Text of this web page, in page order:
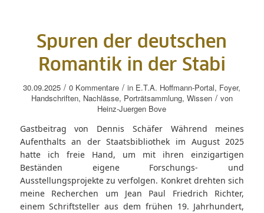
Spuren der deutschen
Romantik in der Stabi
30.09.2025 / 0 Kommentare / in E.T.A. Hoffmann-Portal, Foyer,
Handschriften, Nachlässe, Porträtsammlung, Wissen / von
Heinz-Juergen Bove
Gastbeitrag von Dennis Schäfer Während meines
Aufenthalts an der Staatsbibliothek im August 2025
hatte ich freie Hand, um mit ihren einzigartigen
Beständen eigene Forschungs- und
Ausstellungsprojekte zu verfolgen. Konkret drehten sich
meine Recherchen um Jean Paul Friedrich Richter,
einem Schriftsteller aus dem frühen 19. Jahrhundert,